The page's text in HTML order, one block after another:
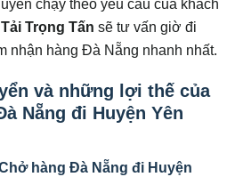
chạy theo yêu cầu của khách
Trọng Tấn sẽ tư vấn giờ đi
nhận hàng Đà Nẵng nhanh nhất.
và những lợi thế của
Nẵng đi Huyện Yên
hàng Đà Nẵng đi Huyện